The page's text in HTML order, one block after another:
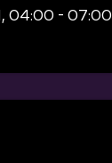
04:00 - 07:00